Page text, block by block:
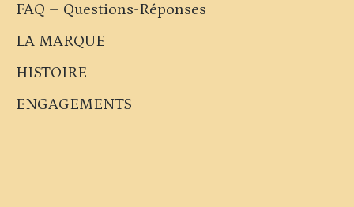
FAQ – Questions-Réponses
LA MARQUE
HISTOIRE
ENGAGEMENTS